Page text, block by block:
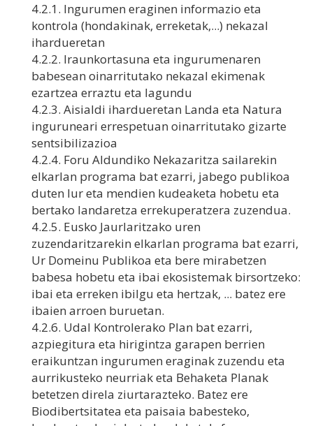
4.2.1. Ingurumen eraginen informazio eta
kontrola (hondakinak, erreketak,...) nekazal
ihardueretan
4.2.2. Iraunkortasuna eta ingurumenaren
babesean oinarritutako nekazal ekimenak
ezartzea erraztu eta lagundu
4.2.3. Aisialdi ihardueretan Landa eta Natura
inguruneari errespetuan oinarritutako gizarte
sentsibilizazioa
4.2.4. Foru Aldundiko Nekazaritza sailarekin
elkarlan programa bat ezarri, jabego publikoa
duten lur eta mendien kudeaketa hobetu eta
bertako landaretza errekuperatzera zuzendua.
4.2.5. Eusko Jaurlaritzako uren
zuzendaritzarekin elkarlan programa bat ezarri,
Ur Domeinu Publikoa eta bere mirabetzen
babesa hobetu eta ibai ekosistemak birsortzeko:
ibai eta erreken ibilgu eta hertzak, ... batez ere
ibaien arroen buruetan.
4.2.6. Udal Kontrolerako Plan bat ezarri,
azpiegitura eta hirigintza garapen berrien
eraikuntzan ingurumen eraginak zuzendu eta
aurrikusteko neurriak eta Behaketa Planak
betetzen direla ziurtarazteko. Batez ere
Biodibertsitatea eta paisaia babesteko,